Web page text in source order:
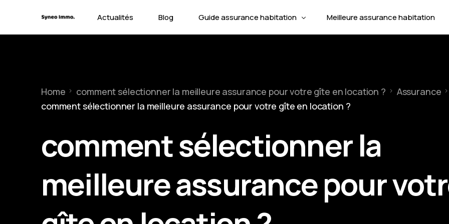
Actualités Blog Guide assurance habitation
Mettre
Garanties de l’assurance multirisque habitation
Meilleure assurance habitation
Home comment sélectionner la meilleure assurance pour votre gîte en location ?
Assurance
comment sélectionner la meilleure assurance pour votre gîte en location ?
comment sélectionner la
meilleure assurance pour